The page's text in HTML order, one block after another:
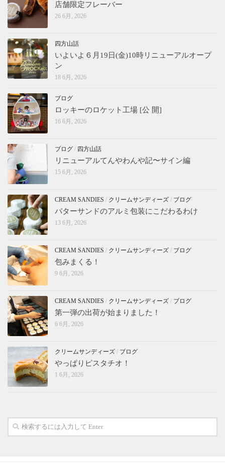
店舗限定フレーバー
26 6月, 2026
四方山話
いよいよ６月19日(金)10時リニューアルオープ
ン
18 6月, 2026
ブログ
ロッキーのロケット工場 [公 開]
16 6月, 2026
ブログ / 四方山話
リニューアルてんやわんや記〜サイン編
15 6月, 2026
CREAM SANDIES / クリームサンディーズ / ブログ
バターサンドのアルミ包装にこだわるわけ
13 6月, 2026
CREAM SANDIES / クリームサンディーズ / ブログ
包みまくる！
9 6月, 2026
CREAM SANDIES / クリームサンディーズ / ブログ
第一弾の出荷が始まりました！
6 6月, 2026
クリームサンディーズ / ブログ
やっぱりピスタチオ！
1 6月, 2026